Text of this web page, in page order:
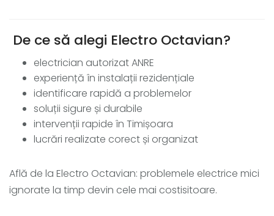
De ce să alegi Electro Octavian?
electrician autorizat ANRE
experiență în instalații rezidențiale
identificare rapidă a problemelor
soluții sigure și durabile
intervenții rapide în Timișoara
lucrări realizate corect și organizat
Află de la Electro Octavian: problemele electrice mici
ignorate la timp devin cele mai costisitoare.